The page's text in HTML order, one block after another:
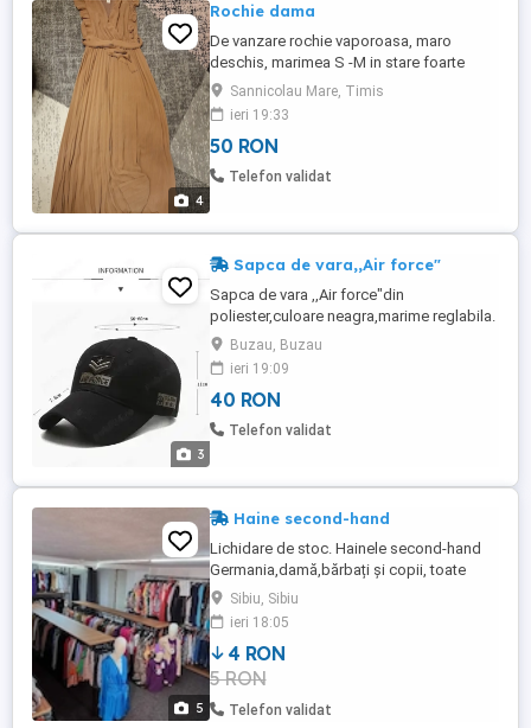
4
Rochie dama
De vanzare rochie vaporoasa, maro
deschis, marimea S -M in stare foarte
bunaSannicolau Mare, Timis
ieri 19:33
50 RON
Telefon validat
3
Sapca de vara,,Air force"
Sapca de vara ,,Air force"din
poliester,culoare neagra,marime reglabila.
Buzau, Buzau
ieri 19:09
40 RON
Telefon validat
5
Haine second-hand
Lichidare de stoc. Hainele second-hand
Germania,damă,bărbați și copii, toate
mărimile.Hainele sunt sortate cu certificat
de dezinfecție și curățare. Avem și haine
noi de damă și copii,aduse din Italia.
Toate se vând la super preț!
Sibiu, Sibiu
ieri 18:05
4 RON
5 RON
Telefon validat